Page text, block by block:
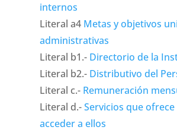
internos
Literal a4 Metas y objetivos
administrativas
Literal b1.- Directorio de la
Literal b2.- Distributivo del
Literal c.- Remuneración
Literal d.-Servicios que
acceder a ellos